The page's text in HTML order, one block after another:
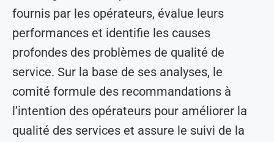
fournis par les opérateurs, évalue leurs
performances et identifie les causes
profondes des problèmes de qualité de
service. Sur la base de ses analyses, le
comité formule des recommandations à
l’intention des opérateurs pour améliorer la
qualité des services et assure le suivi de la